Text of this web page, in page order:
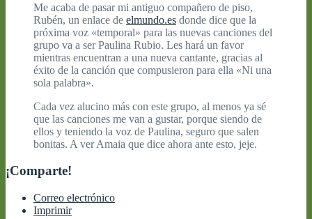
Me acaba de pasar mi antiguo compañero de piso,
Rubén, un enlace de elmundo.es donde dice que la
próxima voz «temporal» para las nuevas canciones del
grupo va a ser Paulina Rubio. Les hará un favor
mientras encuentran a una nueva cantante, gracias al
éxito de la canción que compusieron para ella «Ni una
sola palabra».
Cada vez alucino más con este grupo, al menos ya sé
que las canciones me van a gustar, porque siendo de
ellos y teniendo la voz de Paulina, seguro que salen
bonitas. A ver Amaia que dice ahora ante esto, jeje.
¡Comparte!
Correo electrónico
Imprimir